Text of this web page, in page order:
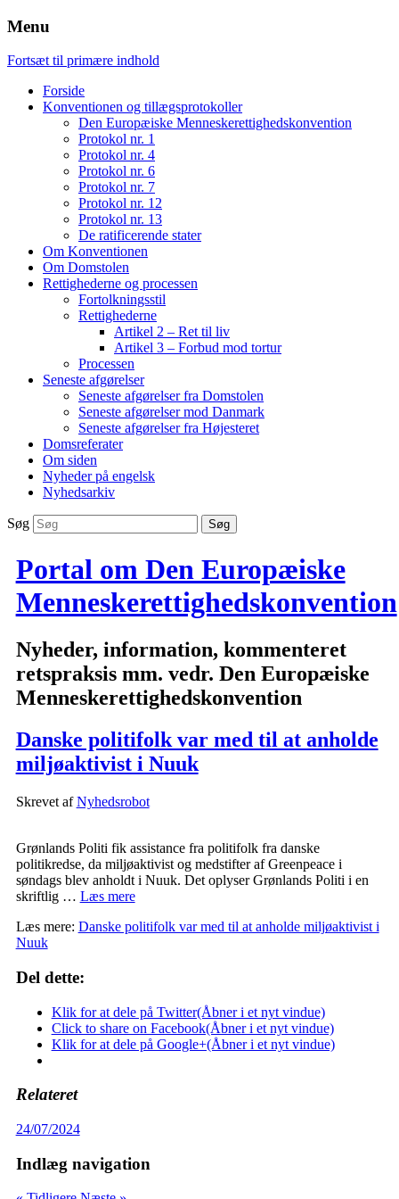
Menu
Fortsæt til primære indhold
Forside
Konventionen og tillægsprotokoller
Den Europæiske Menneskerettighedskonvention
Protokol nr. 1
Protokol nr. 4
Protokol nr. 6
Protokol nr. 7
Protokol nr. 12
Protokol nr. 13
De ratificerende stater
Om Konventionen
Om Domstolen
Rettighederne og processen
Fortolkningsstil
Rettighederne
Artikel 2 – Ret til liv
Artikel 3 – Forbud mod tortur
Processen
Seneste afgørelser
Seneste afgørelser fra Domstolen
Seneste afgørelser mod Danmark
Seneste afgørelser fra Højesteret
Domsreferater
Om siden
Nyheder på engelsk
Nyhedsarkiv
Søg
Portal om Den Europæiske
Menneskerettighedskonvention
Nyheder, information, kommenteret
retspraksis mm. vedr. Den Europæiske
Menneskerettighedskonvention
Danske politifolk var med til at anholde
miljøaktivist i Nuuk
Skrevet afNyhedsrobot
Grønlands Politi fik assistance fra politifolk fra danske
politikredse, da miljøaktivist og medstifter af Greenpeace i
søndags blev anholdt i Nuuk. Det oplyser Grønlands Politi i en
skriftlig … Læs mere
Læs mere: Danske politifolk var med til at anholde miljøaktivist i
Nuuk
Del dette:
Klik for at dele på Twitter(Åbner i et nyt vindue)
Click to share on Facebook(Åbner i et nyt vindue)
Klik for at dele på Google+(Åbner i et nyt vindue)
Relateret
24/07/2024
Indlæg navigation